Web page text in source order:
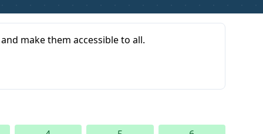
make them accessible to all.